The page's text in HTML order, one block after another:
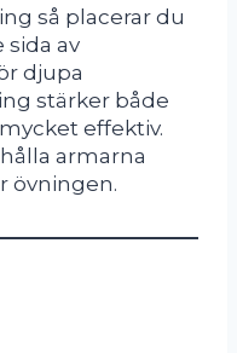
så placerar du
av
djupa
stärker både
effektiv.
armarna
övningen.